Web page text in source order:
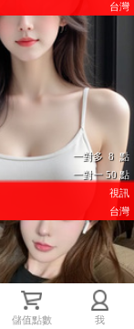
台灣
一對多 8 點
一對一 50 點
視訊
台灣
儲值點數 我